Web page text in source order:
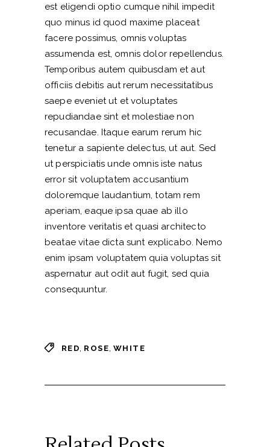
est eligendi optio cumque nihil impedit
quo minus id quod maxime placeat
facere possimus, omnis voluptas
assumenda est, omnis dolor repellendus.
Temporibus autem quibusdam et aut
officiis debitis aut rerum necessitatibus
saepe eveniet ut et voluptates
repudiandae sint et molestiae non
recusandae. Itaque earum rerum hic
tenetur a sapiente delectus, ut aut. Sed
ut perspiciatis unde omnis iste natus
error sit voluptatem accusantium
doloremque laudantium, totam rem
aperiam, eaque ipsa quae ab illo
inventore veritatis et quasi architecto
beatae vitae dicta sunt explicabo. Nemo
enim ipsam voluptatem quia voluptas sit
aspernatur aut odit aut fugit, sed quia
consequuntur.
RED, ROSE,WHITE